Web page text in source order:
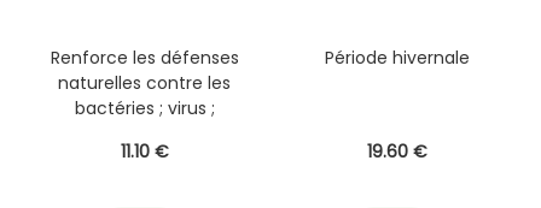
Renforce les défenses
naturelles contre les
bactéries ; virus ;
11.10 €
Période hivernale
19.60 €